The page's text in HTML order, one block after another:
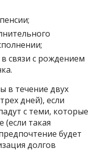
связи с рождением
в течение двух
дней), если
с теми, которые
(если такая
будет
долгов